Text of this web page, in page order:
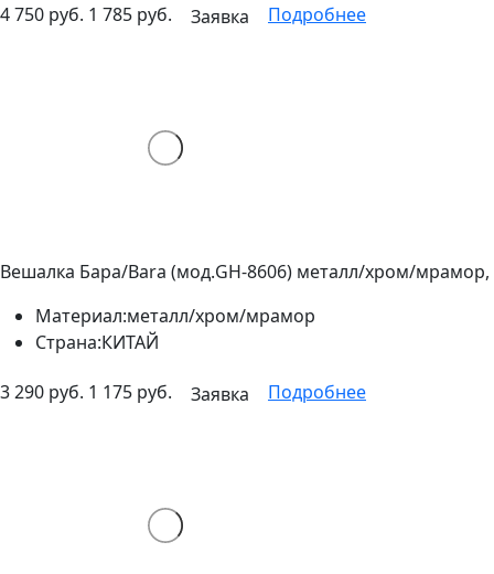
4 750 руб. 1 785 руб. Заявка Подробнее
Вешалка Бара/Bara (мод.GH-8606) металл/хром/
Материал:металл/хром/мрамор
Страна:КИТАЙ
3 290 руб. 1 175 руб. Заявка Подробнее